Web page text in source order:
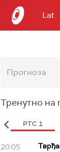
Lat
Прогноза
Тренутно на
РТС 1
20:05